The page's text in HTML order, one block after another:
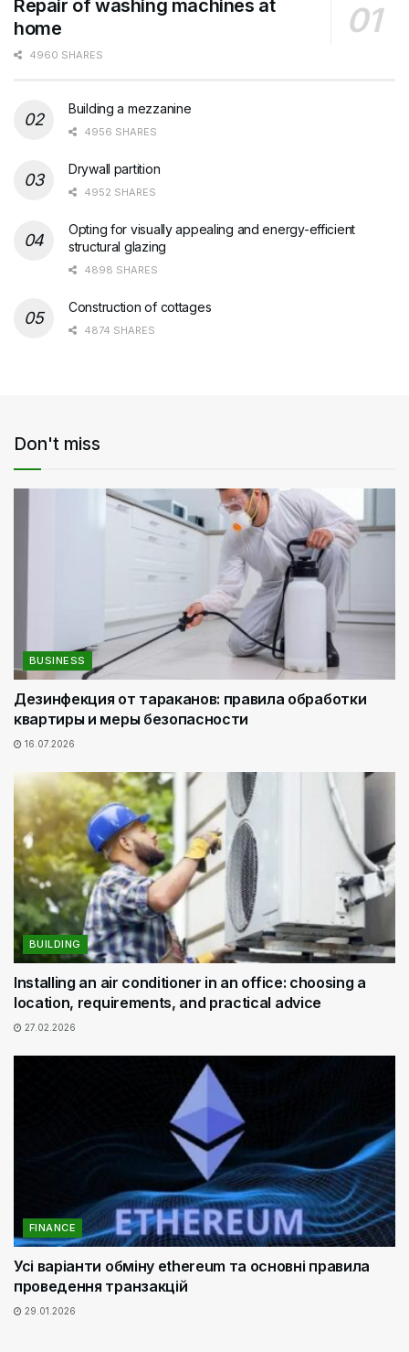
Repair of washing machines at
home
4960 SHARES
Building a mezzanine
4956 SHARES
Drywall partition
4952 SHARES
Opting for visually appealing and energy-efficient
structural glazing
4898 SHARES
Construction of cottages
4874 SHARES
Don't miss
BUSINESS
Дезинфекция от тараканов: правила обработки
квартиры и меры безопасности
16.07.2026
BUILDING
Installing an air conditioner in an office: choosing a
location, requirements, and practical advice
27.02.2026
FINANCE
Усі варіанти обміну ethereum та основні правила
проведення транзакцій
29.01.2026